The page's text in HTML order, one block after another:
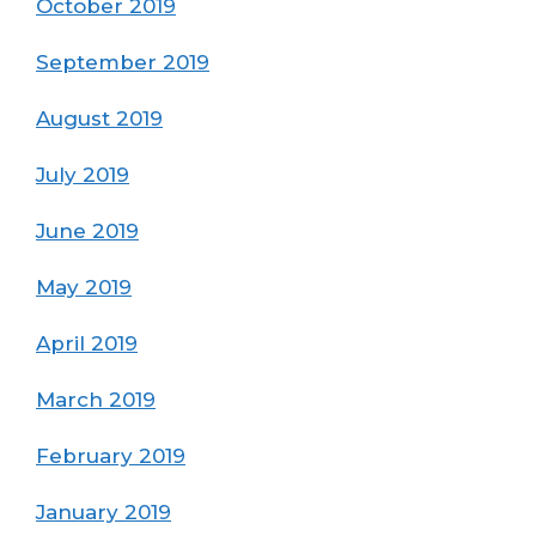
October 2019
September 2019
August 2019
July 2019
June 2019
May 2019
April 2019
March 2019
February 2019
January 2019